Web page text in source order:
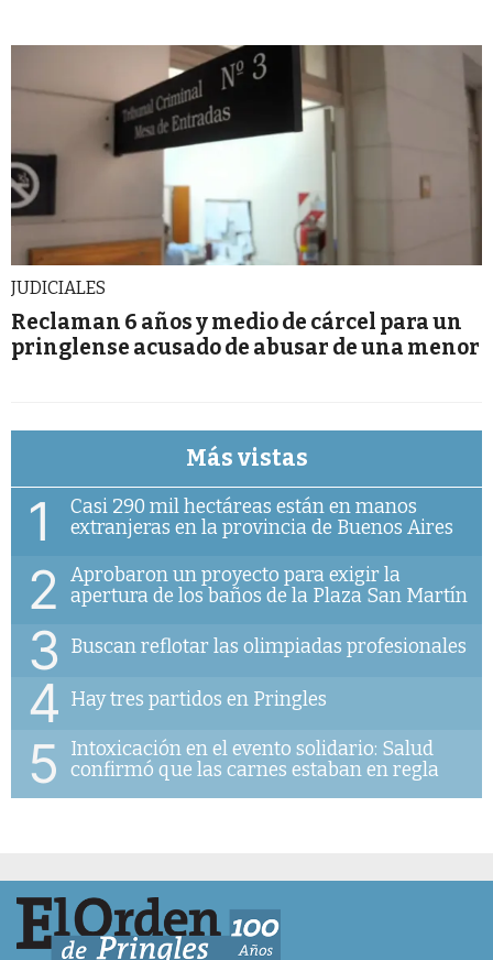
JUDICIALES
Reclaman 6 años y medio de cárcel para un
pringlense acusado de abusar de una menor
Más vistas
1
Casi 290 mil hectáreas están en manos
extranjeras en la provincia de Buenos Aires
2
Aprobaron un proyecto para exigir la
apertura de los baños de la Plaza San Martín
3 Buscan reflotar las olimpiadas profesionales
4 Hay tres partidos en Pringles
5
Intoxicación en el evento solidario: Salud
confirmó que las carnes estaban en regla